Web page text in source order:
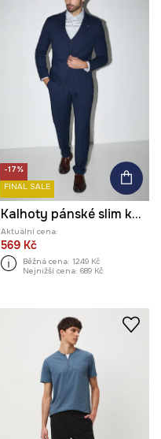
-17%
FINAL SALE
Kalhoty pánské slim károvaný vzor
Aktuální cena:
569 Kč
Běžná cena: 1249 Kč
Nejnižší cena: 689 Kč